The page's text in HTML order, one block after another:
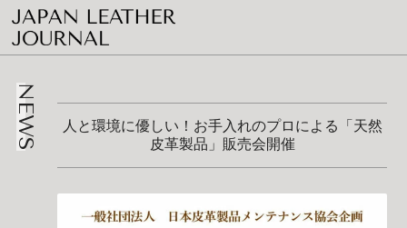
NEWS
人と環境に優しい！お手入れのプロによる「天然
皮革製品」販売会開催